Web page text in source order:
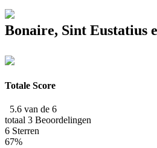
Bonaire, Sint Eustatius
Totale Score
5.6 van de 6
totaal 3 Beoordelingen
6 Sterren
67%